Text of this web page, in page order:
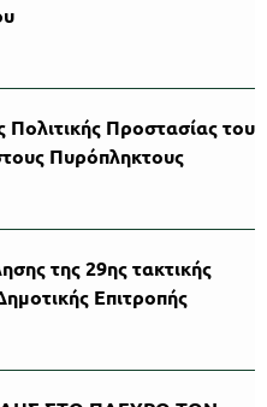
Πολιτικής Προστασίας του
Πυρόπληκτους
της 29ης τακτικής
Επιτροπής